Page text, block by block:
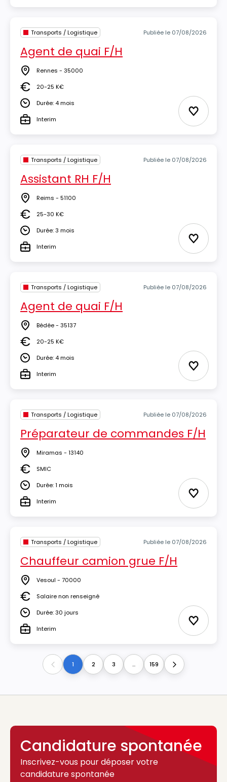
Transports / Logistique Publiée le 07/08/2026
Agent de quai F/H
Lieu Rennes - 35000
Salaire20-25 K€
DuréeDurée: 4 mois
TypeInterim Ajouter
Transports / Logistique Publiée le 07/08/2026
Assistant RH F/H
Lieu Reims - 51100
Salaire25-30 K€
DuréeDurée: 3 mois
TypeInterim Ajouter
Transports / Logistique Publiée le 07/08/2026
Agent de quai F/H
Lieu Bédée - 35137
Salaire20-25 K€
DuréeDurée: 4 mois
TypeInterim Ajouter
Transports / Logistique Publiée le 07/08/2026
Préparateur de commandes F/H
Lieu Miramas - 13140
Salaire
SMIC
DuréeDurée: 1 mois
TypeInterim Ajouter
Transports / Logistique Publiée le 07/08/2026
Chauffeur camion grue F/H
Lieu Vesoul - 70000
SalaireSalaire non renseigné
DuréeDurée: 30 jours
TypeInterim Ajouter
Previous1 2 3 ... 159 Next
Candidature spontanée
Inscrivez-vous pour déposer votre
candidature spontanée